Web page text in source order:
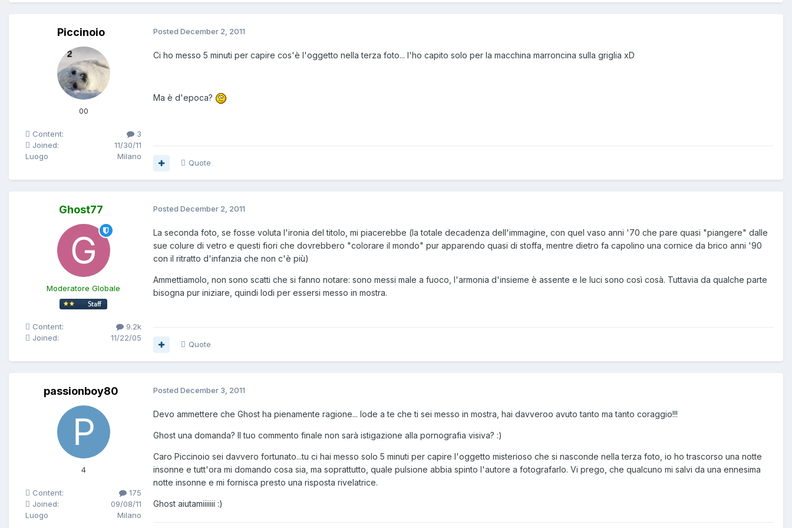
Piccinoio
00
Content:
3
Joined:
11/30/11
Luogo
Milano
Posted December 2, 2011
Ci ho messo 5 minuti per capire cos'è l'oggetto nella terza foto... l'ho capito solo per la macchina marroncina sulla griglia xD
Ma è d'epoca?
Quote
Ghost77
Moderatore Globale
Content:
9.2k
Joined:
11/22/05
Posted December 2, 2011
La seconda foto, se fosse voluta l'ironia del titolo, mi piacerebbe (la totale decadenza dell'immagine, con quel vaso anni '70 che pare quasi "piangere" dalle
sue colure di vetro e questi fiori che dovrebbero "colorare il mondo" pur apparendo quasi di stoffa, mentre dietro fa capolino una cornice da brico anni '90
con il ritratto d'infanzia che non c'è più)
Ammettiamolo, non sono scatti che si fanno notare: sono messi male a fuoco, l'armonia d'insieme è assente e le luci sono così cosà. Tuttavia da qualche parte
bisogna pur iniziare, quindi lodi per essersi messo in mostra.
Quote
passionboy80
4
Content:
175
Joined:
09/08/11
Luogo
Milano
Posted December 3, 2011
Devo ammettere che Ghost ha pienamente ragione... lode a te che ti sei messo in mostra, hai davveroo avuto tanto ma tanto coraggio!!!
Ghost una domanda? Il tuo commento finale non sarà istigazione alla pornografia visiva? :)
Caro Piccinoio sei davvero fortunato...tu ci hai messo solo 5 minuti per capire l'oggetto misterioso che si nasconde nella terza foto, io ho trascorso una notte
insonne e tutt'ora mi domando cosa sia, ma soprattutto, quale pulsione abbia spinto l'autore a fotografarlo. Vi prego, che qualcuno mi salvi da una ennesima
notte insonne e mi fornisca presto una risposta rivelatrice.
Ghost aiutamiiiiiii :)